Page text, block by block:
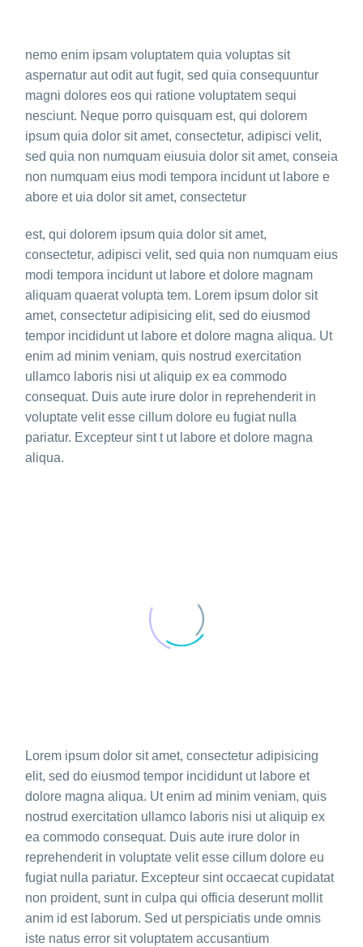
nemo enim ipsam voluptatem quia voluptas sit
aspernatur aut odit aut fugit, sed quia consequuntur
magni dolores eos qui ratione voluptatem sequi
nesciunt. Neque porro quisquam est, qui dolorem
ipsum quia dolor sit amet, consectetur, adipisci velit,
sed quia non numquam eiusuia dolor sit amet, conseia
non numquam eius modi tempora incidunt ut labore e
abore et uia dolor sit amet, consectetur
est, qui dolorem ipsum quia dolor sit amet,
consectetur, adipisci velit, sed quia non numquam eius
modi tempora incidunt ut labore et dolore magnam
aliquam quaerat volupta tem. Lorem ipsum dolor sit
amet, consectetur adipisicing elit, sed do eiusmod
tempor incididunt ut labore et dolore magna aliqua. Ut
enim ad minim veniam, quis nostrud exercitation
ullamco laboris nisi ut aliquip ex ea commodo
consequat. Duis aute irure dolor in reprehenderit in
voluptate velit esse cillum dolore eu fugiat nulla
pariatur. Excepteur sint t ut labore et dolore magna
aliqua.
Lorem ipsum dolor sit amet, consectetur adipisicing
elit, sed do eiusmod tempor incididunt ut labore et
dolore magna aliqua. Ut enim ad minim veniam, quis
nostrud exercitation ullamco laboris nisi ut aliquip ex
ea commodo consequat. Duis aute irure dolor in
reprehenderit in voluptate velit esse cillum dolore eu
fugiat nulla pariatur. Excepteur sint occaecat cupidatat
non proident, sunt in culpa qui officia deserunt mollit
anim id est laborum. Sed ut perspiciatis unde omnis
iste natus error sit voluptatem accusantium